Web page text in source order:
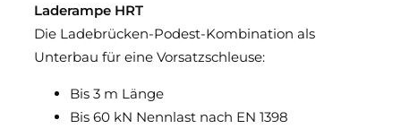
Laderampe HRT
Die Ladebrücken-Podest-Kombination als
Unterbau für eine Vorsatzschleuse:
Bis 3 m Länge
Bis 60 kN Nennlast nach EN 1398